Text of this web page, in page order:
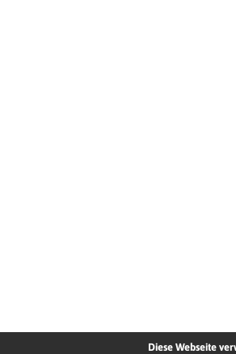
Diese Webseite